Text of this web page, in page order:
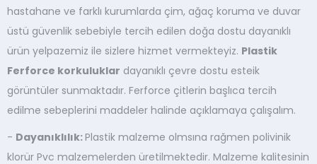
hastahane ve farklı kurumlarda çim, ağaç koruma ve duvar
üstü güvenlik sebebiyle tercih edilen doğa dostu dayanıklı
ürün yelpazemiz ile sizlere hizmet vermekteyiz. Plastik
Ferforce korkuluklar dayanıklı çevre dostu esteik
görüntüler sunmaktadır. Ferforce çitlerin başlıca tercih
edilme sebeplerini maddeler halinde açıklamaya çalışalım.
- Dayanıklılık: Plastik malzeme olmsına rağmen polivinik
klorür Pvc malzemelerden üretilmektedir. Malzeme kalitesinin